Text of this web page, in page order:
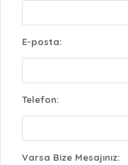
E-posta:
Telefon:
Varsa Bize Mesajınız: